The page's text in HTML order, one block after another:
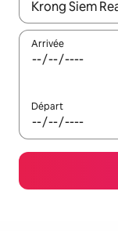
Lorsque les
Arrivée
Départ